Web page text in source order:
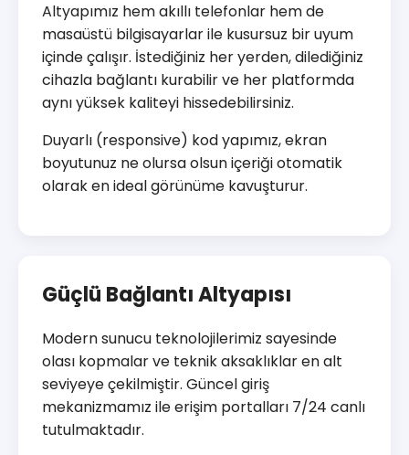
Altyapımız hem akıllı telefonlar hem de
masaüstü bilgisayarlar ile kusursuz bir uyum
içinde çalışır. İstediğiniz her yerden, dilediğiniz
cihazla bağlantı kurabilir ve her platformda
aynı yüksek kaliteyi hissedebilirsiniz.
Duyarlı (responsive) kod yapımız, ekran
boyutunuz ne olursa olsun içeriği otomatik
olarak en ideal görünüme kavuşturur.
Güçlü Bağlantı Altyapısı
Modern sunucu teknolojilerimiz sayesinde
olası kopmalar ve teknik aksaklıklar en alt
seviyeye çekilmiştir. Güncel giriş
mekanizmamız ile erişim portalları 7/24 canlı
tutulmaktadır.